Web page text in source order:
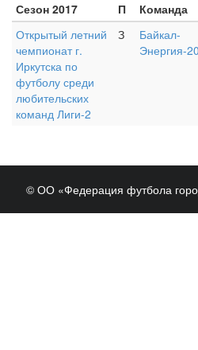
Сезон 2017
П Команда
Открытый летний
чемпионат г.
Иркутска по
футболу среди
любительских
команд Лиги-2
З
Байкал-
Энергия-
© ОО «Федерация футбола